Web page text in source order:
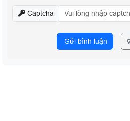
Captcha
Gửi bình luận